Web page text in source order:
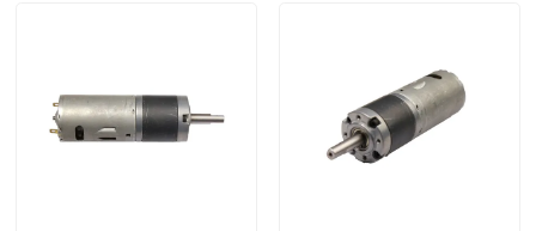
Sobre nós